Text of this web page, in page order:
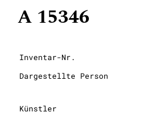
A 15346
Inventar-Nr.
Dargestellte Person
Künstler